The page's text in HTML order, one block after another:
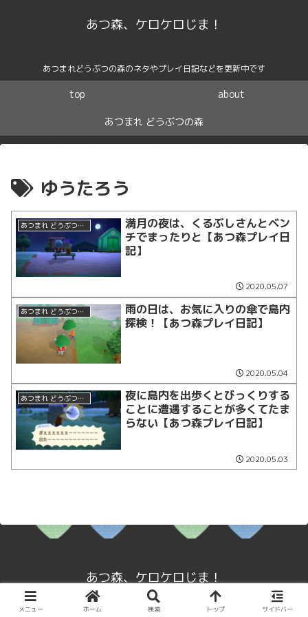
あつ森、ケロケロじま！
あつまれどうぶつの森のネタやプレイ日記などを更新中です
top about
あつまれ どうぶつの森
ゆうたろう
あつまれ どうぶつの森
満月の夜は、くるぶしさんとベン
チでまったりと【あつ森プレイ日
記】
2020.05.07
あつまれ どうぶつの森
雨の日は、お気に入りの傘で島内
探検！【あつ森プレイ日記】
2020.05.04
あつまれ どうぶつの森
夜に島内を出歩くとびっくりする
ことに遭遇することが多くてたま
らない【あつ森プレイ日記】
2020.05.03
あつ森、ケロケロじま！
© 2020 あつ森、ケロケロじま！.
メニュー ホーム 検索 トップ サイドバー